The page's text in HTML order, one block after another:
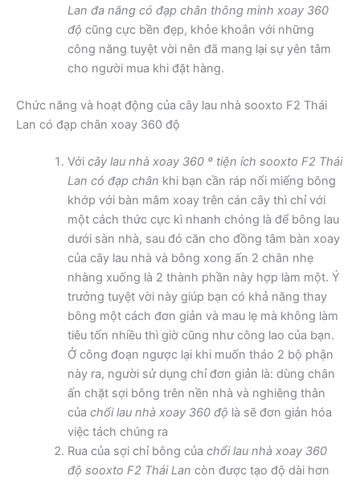
Lan đa năng có đạp chân thông minh xoay 360
độ cũng cực bền đẹp, khỏe khoắn với những
công năng tuyệt vời nên đã mang lại sự yên tâm
cho người mua khi đặt hàng.
Chức năng và hoạt động của cây lau nhà sooxto F2 Thái
Lan có đạp chân xoay 360 độ
Với cây lau nhà xoay 360 º tiện ích sooxto F2 Thái
Lan có đạp chân khi bạn cần ráp nối miếng bông
khớp với bàn mâm xoay trên cán cây thì chỉ với
một cách thức cực kì nhanh chóng là để bông lau
dưới sàn nhà, sau đó căn cho đồng tâm bàn xoay
của cây lau nhà và bông xong ấn 2 chân nhẹ
nhàng xuống là 2 thành phần này hợp làm một. Ý
trưởng tuyệt vời này giúp bạn có khả năng thay
bông một cách đơn giản và mau lẹ mà không làm
tiêu tốn nhiều thì giờ cũng như công lao của bạn.
Ở công đoạn ngược lại khi muốn tháo 2 bộ phận
này ra, người sử dụng chỉ đơn giản là: dùng chân
ấn chặt sợi bông trên nền nhà và nghiêng thân
của chổi lau nhà xoay 360 độ là sẽ đơn giản hóa
việc tách chúng ra
Rua của sợi chỉ bông của chổi lau nhà xoay 360
độ sooxto F2 Thái Lan còn được tạo độ dài hơn